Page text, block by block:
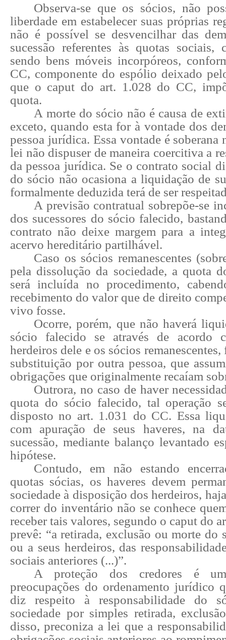
Observa-se que os sócios, não
liberdade em estabelecer suas próprias
não é possível se desvencilhar das
sucessão referentes às quotas sociais,
sendo bens móveis incorpóreos,
CC, componente do espólio deixado
que o caput do art. 1.028 do CC,
quota.
A morte do sócio não é causa de
exceto, quando esta for à vontade dos
pessoa jurídica. Essa vontade é soberana
lei não dispuser de maneira coercitiva a
da pessoa jurídica. Se o contrato social
do sócio não ocasiona a liquidação de
formalmente deduzida terá de ser
A previsão contratual sobrepõe-se
dos sucessores do sócio falecido,
contrato não deixe margem para a
acervo hereditário partilhável.
Caso os sócios remanescentes
pela dissolução da sociedade, a quota
será incluída no procedimento,
recebimento do valor que de direito
vivo fosse.
Ocorre, porém, que não haverá
sócio falecido se através de acordo
herdeiros dele e os sócios
substituição por outra pessoa, que
obrigações que originalmente recaíam
Outrora, no caso de haver
quota do sócio falecido, tal operação
disposto no art. 1.031 do CC. Essa
com apuração de seus haveres, na
sucessão, mediante balanço levantado
hipótese.
Contudo, em não estando
quotas sócias, os haveres devem
sociedade à disposição dos herdeiros,
correr do inventário não se conhece
receber tais valores, segundo o caput do
prevê: “a retirada, exclusão ou morte do
ou a seus herdeiros, das
sociais anteriores (...)”.
A proteção dos credores é
preocupações do ordenamento jurídico
diz respeito à responsabilidade do
sociedade por simples retirada,
disso, preconiza a lei que a